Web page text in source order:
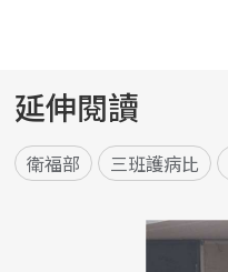
延伸閱讀
衛福部 三班護病比